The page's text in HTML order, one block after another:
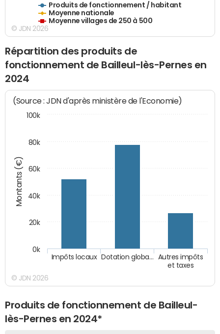
Produits de fonctionnement / habitant
Moyenne nationale
Moyenne villages de 250 à 500
© JDN 2026
Répartition des produits de
fonctionnement de Bailleul-lès-Pernes en
2024
Montants (€)
(Source : JDN d'après ministère de l'Economie)
Autres impôts
et taxes
Dotation globa…
Impôts locaux
0k
20k
40k
60k
80k
100k
© JDN 2026
Produits de fonctionnement de Bailleul-
lès-Pernes en 2024*